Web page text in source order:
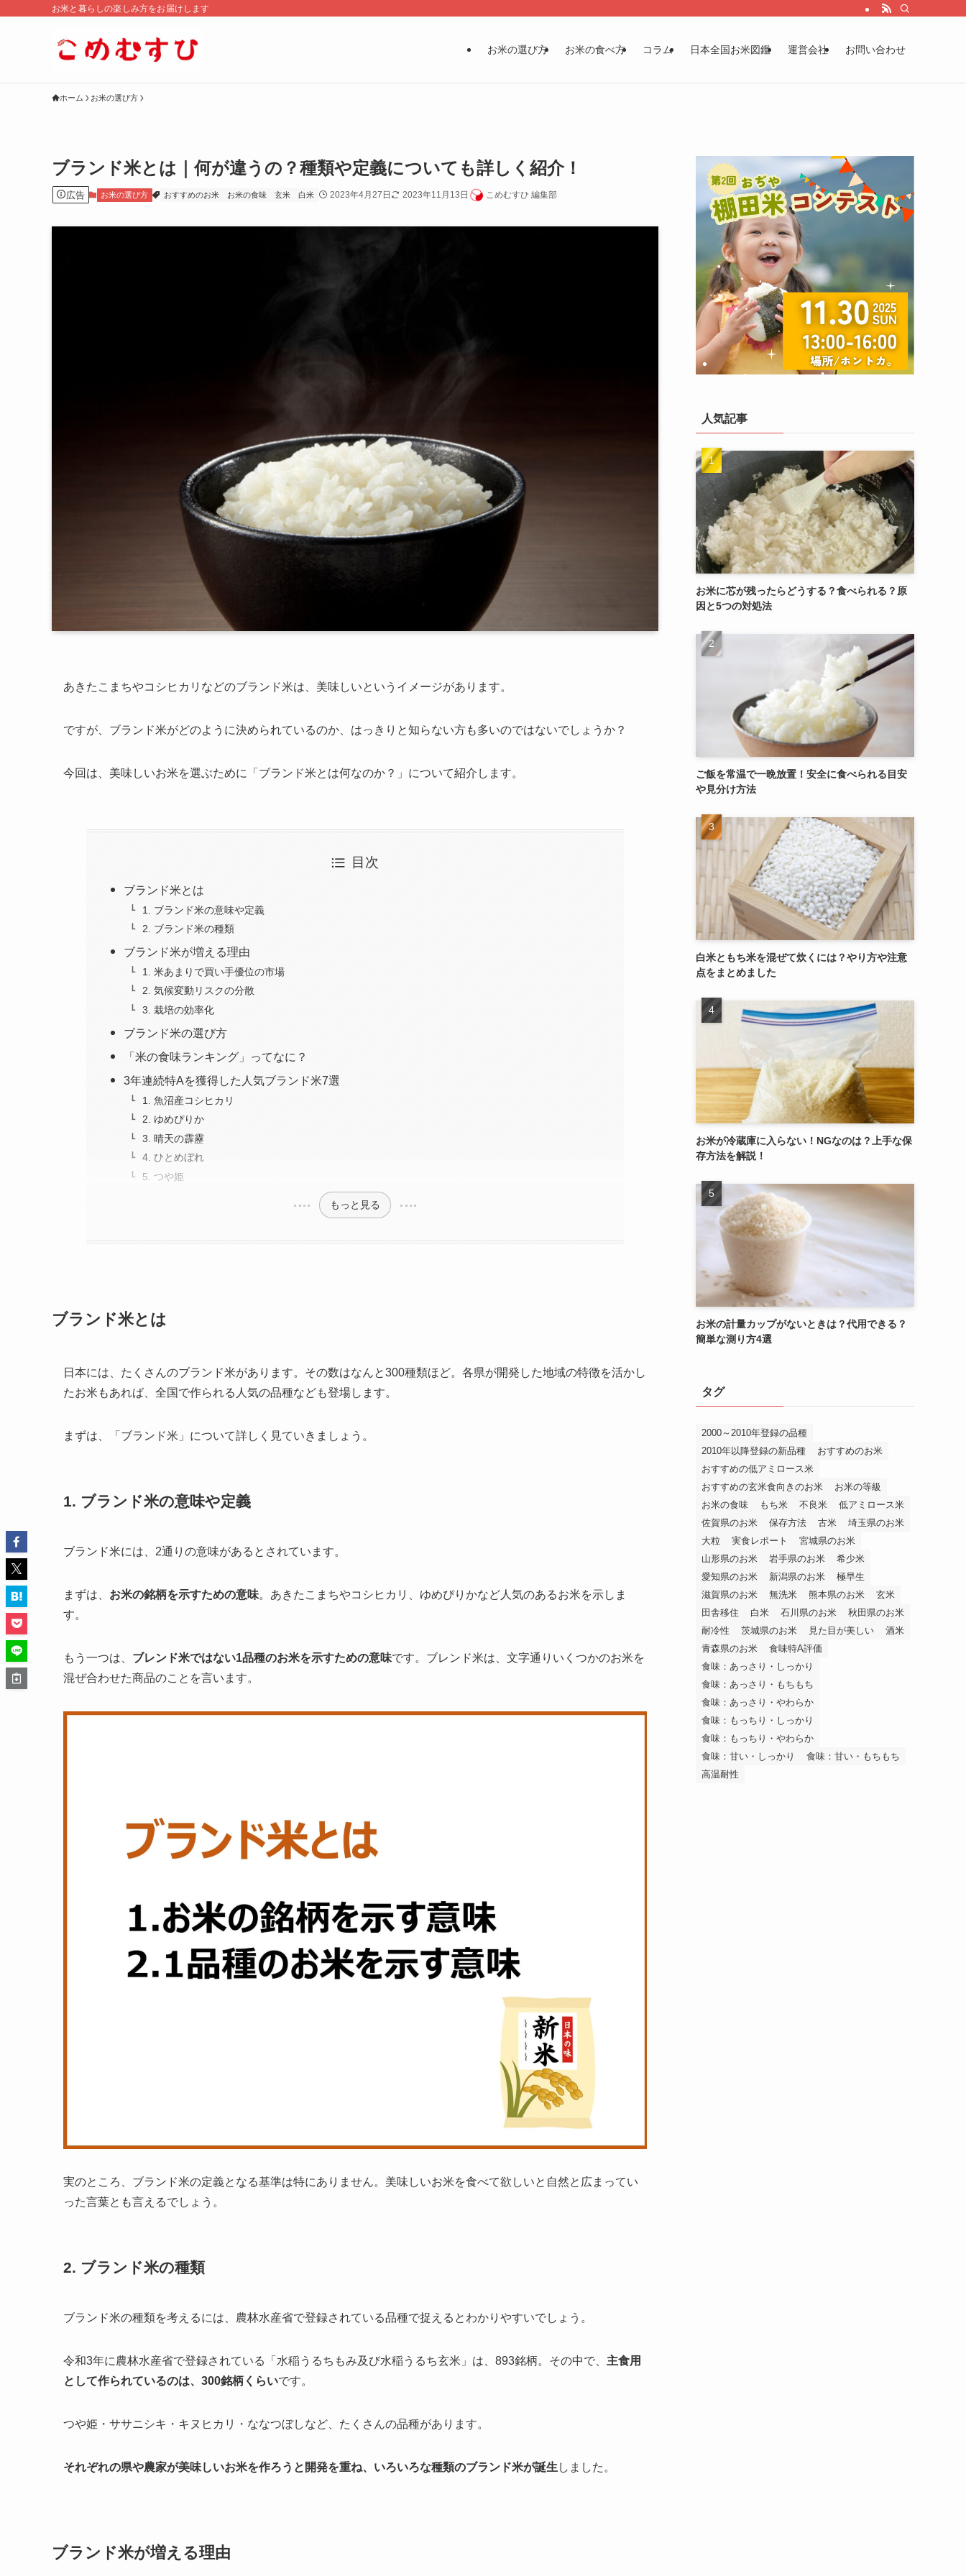
お米と暮らしの楽しみ方をお届けします
お米の選び方 お米の食べ方 コラム 日本全国お米図鑑 運営会社 お問い合わせ
ホーム お米の選び方
ブランド米とは｜何が違うの？種類や定義についても詳しく紹介！
広告 お米の選び方 おすすめのお米 お米の食味 玄米 白米 2023年4月27日 2023年11月13日 こめむすひ 編集部
あきたこまちやコシヒカリなどのブランド米は、美味しいというイメージがあります。
ですが、ブランド米がどのように決められているのか、はっきりと知らない方も多いのではないでしょうか？
今回は、美味しいお米を選ぶために「ブランド米とは何なのか？」について紹介します。
目次
ブランド米とは
1. ブランド米の意味や定義
2. ブランド米の種類
ブランド米が増える理由
1. 米あまりで買い手優位の市場
2. 気候変動リスクの分散
3. 栽培の効率化
ブランド米の選び方
「米の食味ランキング」ってなに？
3年連続特Aを獲得した人気ブランド米7選
1. 魚沼産コシヒカリ
2. ゆめぴりか
3. 晴天の霹靂
4. ひとめぼれ
5. つや姫
もっと見る
ブランド米とは
日本には、たくさんのブランド米があります。その数はなんと300種類ほど。各県が開発した地域の特徴を活かし
たお米もあれば、全国で作られる人気の品種なども登場します。
まずは、「ブランド米」について詳しく見ていきましょう。
1. ブランド米の意味や定義
ブランド米には、2通りの意味があるとされています。
まずは、 お米の銘柄を示すための意味。あきたこまちやコシヒカリ、ゆめぴりかなど人気のあるお米を示しま
す。
もう一つは、 ブレンド米ではない1品種のお米を示すための意味です。ブレンド米は、文字通りいくつかのお米を
混ぜ合わせた商品のことを言います。
実のところ、ブランド米の定義となる基準は特にありません。美味しいお米を食べて欲しいと自然と広まってい
った言葉とも言えるでしょう。
2. ブランド米の種類
ブランド米の種類を考えるには、農林水産省で登録されている品種で捉えるとわかりやすいでしょう。
令和3年に農林水産省で登録されている「水稲うるちもみ及び水稲うるち玄米」は、893銘柄。その中で、 主食用
として作られているのは、300銘柄くらいです。
つや姫・ササニシキ・キヌヒカリ・ななつぼしなど、たくさんの品種があります。
それぞれの県や農家が美味しいお米を作ろうと開発を重ね、いろいろな種類のブランド米が誕生 しました。
ブランド米が増える理由
人気記事
お米に芯が残ったらどうする？食べられる？原
因と5つの対処法
ご飯を常温で一晩放置！安全に食べられる目安
や見分け方法
白米ともち米を混ぜて炊くには？やり方や注意
点をまとめました
お米が冷蔵庫に入らない！NGなのは？上手な保
存方法を解説！
お米の計量カップがないときは？代用できる？
簡単な測り方4選
タグ
2000～2010年登録の品種
2010年以降登録の新品種
おすすめのお米
おすすめの低アミロース米
おすすめの玄米食向きのお米
お米の等級
お米の食味
もち米 不良米
低アミロース米
佐賀県のお米
保存方法 古米
埼玉県のお米
大粒
実食レポート
宮城県のお米
山形県のお米
岩手県のお米
希少米
愛知県のお米
新潟県のお米
極早生
滋賀県のお米
無洗米 熊本県のお米
玄米
田舎移住
白米 石川県のお米
秋田県のお米
耐冷性
茨城県のお米 見た目が美しい
酒米
青森県のお米
食味特A評価
食味：あっさり・しっかり
食味：あっさり・もちもち
食味：あっさり・やわらか
食味：もっちり・しっかり
食味：もっちり・やわらか
食味：甘い・しっかり
食味：甘い・もちもち
高温耐性